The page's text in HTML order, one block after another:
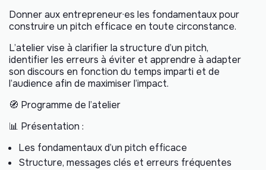
Donner aux entrepreneur·es les fondamentaux pour
construire un pitch efficace en toute circonstance.
L’atelier vise à clarifier la structure d’un pitch,
identifier les erreurs à éviter et apprendre à adapter
son discours en fonction du temps imparti et de
l’audience afin de maximiser l’impact.
🧭 Programme de l’atelier
📊 Présentation :
Les fondamentaux d’un pitch efficace
Structure, messages clés et erreurs fréquentes